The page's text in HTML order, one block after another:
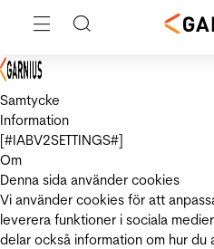
Samtycke
Information
[#IABV2SETTINGS#]
Om
Denna sida använder cookies
Vi använder cookies för att
leverera funktioner i sociala
delar också information om hur